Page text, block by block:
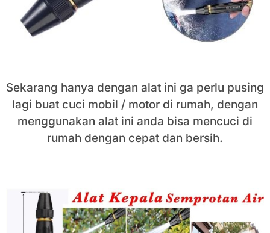
Sekarang hanya dengan alat ini ga perlu pusing
lagi buat cuci mobil / motor di rumah, dengan
menggunakan alat ini anda bisa mencuci di
rumah dengan cepat dan bersih.